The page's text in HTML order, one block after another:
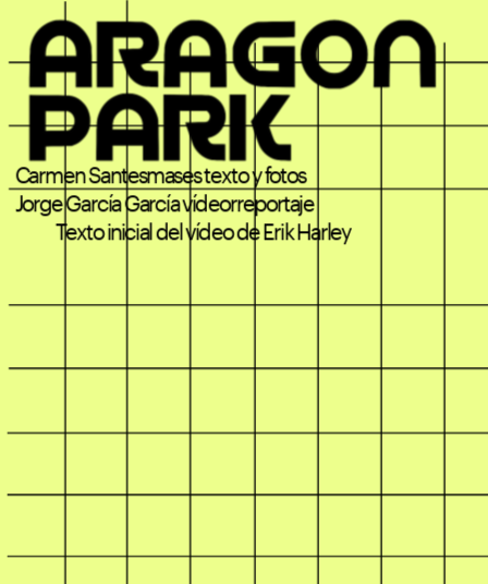
Carmen Santesmases texto y fotos
Jorge García García vídeorreportaje
Texto inicial del vídeo de Erik Harley